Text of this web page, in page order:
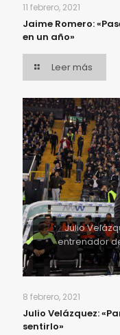
11 febrero, 2021
Jaime Romero:
en un año»
Leer más
Julio
entrenador
8 febrero, 2021
Julio Velázquez:
sentirlo»